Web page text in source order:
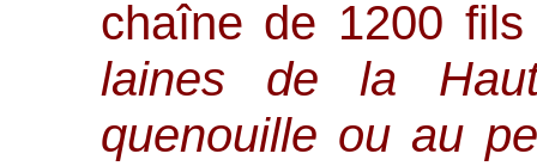
chaîne de 1200
laines de la
quenouille ou au